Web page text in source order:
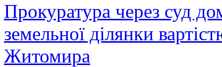
Прокуратура через суд
земельної ділянки
Житомира